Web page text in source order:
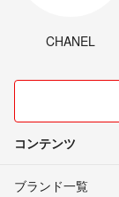
CHANEL
コンテンツ
ブランド一覧